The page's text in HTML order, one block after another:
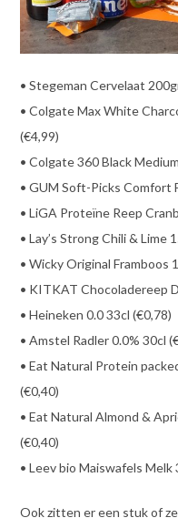
• Stegeman Cervelaat
• Colgate Max White
(€4,99)
• Colgate 360 Black
• GUM Soft-Picks Comfort
• LiGA Proteïne Reep
• Lay’s Strong Chili & Lime
• Wicky Original Framboos
• KITKAT Chocoladereep
• Heineken 0.0 33cl (€0,78)
• Amstel Radler 0.0% 30cl
• Eat Natural Protein
(€0,40)
• Eat Natural Almond &
(€0,40)
• Leev bio Maiswafels Melk
Ook zitten er een stuk of